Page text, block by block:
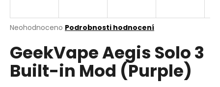
Průměrné
produktu
je
0,0
Neohodnoceno Podrobnosti hodnocení
GeekVape Aegis Solo 3
Built-in Mod (Purple)
j
t
?